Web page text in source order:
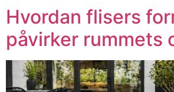
Hvordan flisers
påvirker rummets